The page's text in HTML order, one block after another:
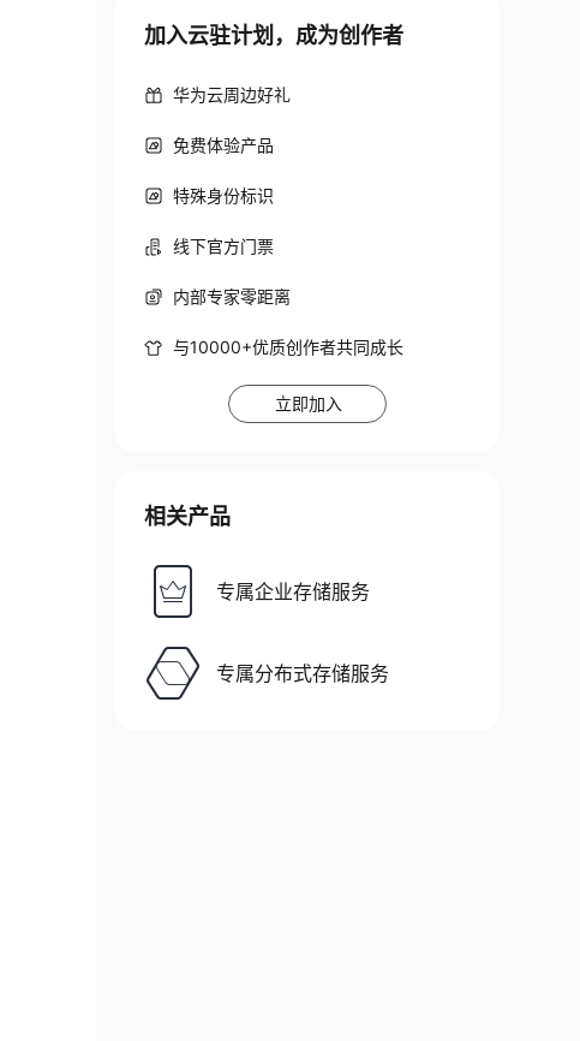
加入云驻计划，成为创作者
华为云周边好礼
免费体验产品
特殊身份标识
线下官方门票
内部专家零距离
与10000+优质创作者共同成长
立即加入
相关产品
专属企业存储服务
专属分布式存储服务